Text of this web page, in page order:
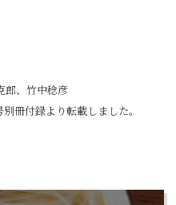
、竹中稔彦
冊付録より転載しました。